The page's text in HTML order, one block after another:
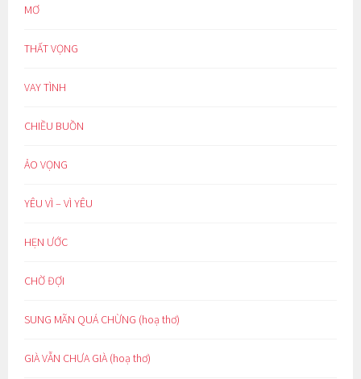
MƠ
THẤT VỌNG
VAY TÌNH
CHIỀU BUỒN
ẢO VỌNG
YÊU VÌ – VÌ YÊU
HẸN ƯỚC
CHỜ ĐỢI
SUNG MÃN QUÁ CHỪNG (hoạ thơ)
GIÀ VẪN CHƯA GIÀ (hoạ thơ)